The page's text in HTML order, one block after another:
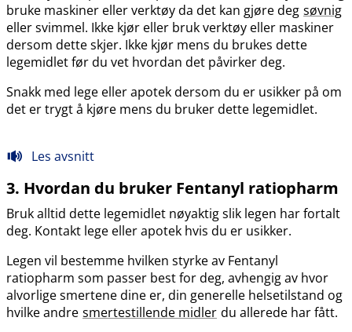
bruke maskiner eller verktøy da det kan gjøre deg søvnig
eller svimmel. Ikke kjør eller bruk verktøy eller maskiner
dersom dette skjer. Ikke kjør mens du brukes dette
legemidlet før du vet hvordan det påvirker deg.
Snakk med lege eller apotek dersom du er usikker på om
det er trygt å kjøre mens du bruker dette legemidlet.
Les avsnitt
3. Hvordan du bruker Fentanyl ratiopharm
Bruk alltid dette legemidlet nøyaktig slik legen har fortalt
deg. Kontakt lege eller apotek hvis du er usikker.
Legen vil bestemme hvilken styrke av Fentanyl
ratiopharm som passer best for deg, avhengig av hvor
alvorlige smertene dine er, din generelle helsetilstand og
hvilke andre smertestillende midler du allerede har fått.